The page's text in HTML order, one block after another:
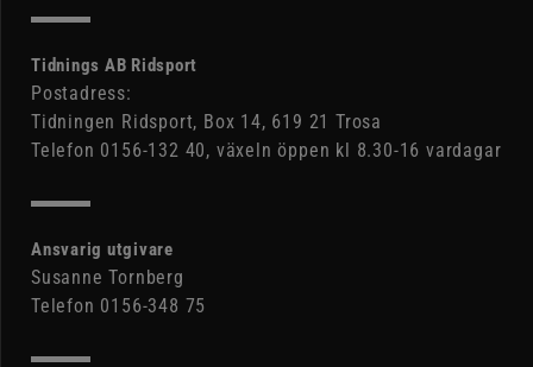
Tidnings AB Ridsport
Postadress:
Tidningen Ridsport, Box 14, 619 21 Trosa
Telefon 0156-132 40, växeln öppen kl 8.30-16 vardagar
Ansvarig utgivare
Susanne Tornberg
Telefon 0156-348 75